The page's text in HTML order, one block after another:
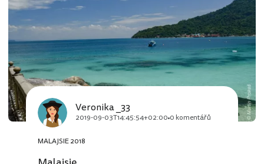
Veronika _33
2019-09-03T14:45:54+02:00 0 komentářů
MALAJSIE 2018